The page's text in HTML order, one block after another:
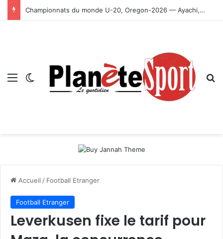
Championnats du monde U-20, Oregon-2026 — Ayachi, Dissa, Touahria et Ghezali en finale
Menu Switch skin
Accueil / Football Etranger
Football Etranger
Leverkusen fixe le tarif pour